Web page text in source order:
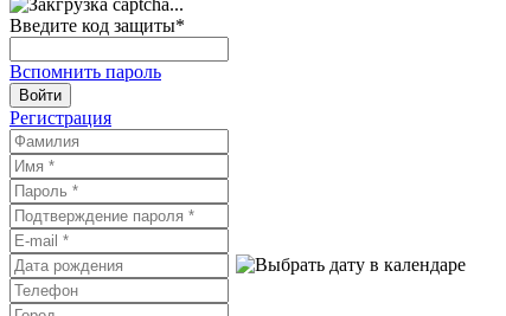
Введите код защиты*
Вспомнить пароль
Войти
Регистрация